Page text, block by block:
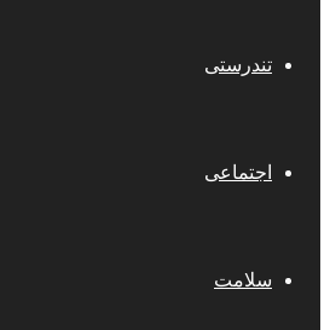
تندرستی
اجتماعی
سلامت